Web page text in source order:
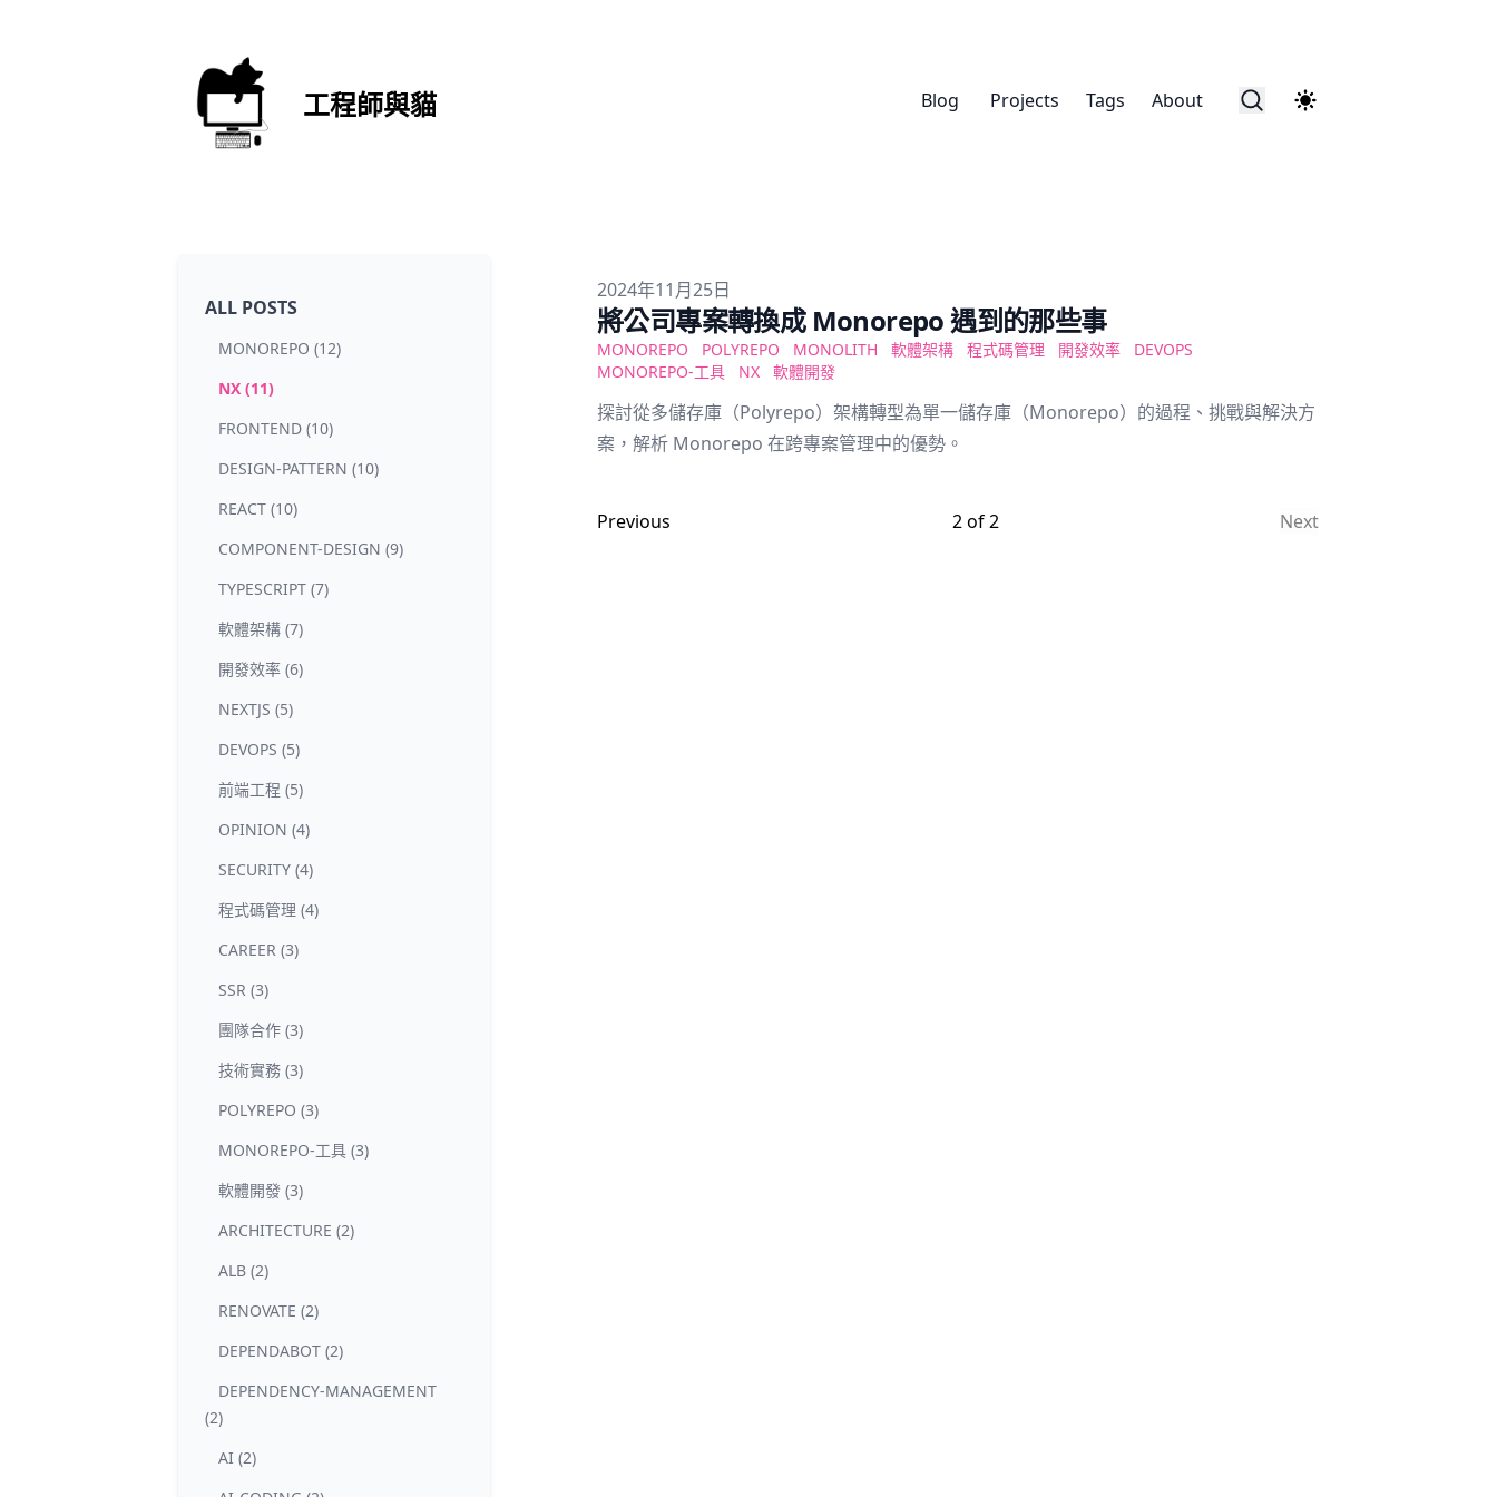
工程師與貓 Blog Projects Tags About
ALL POSTS
MONOREPO (12)
NX (11)
FRONTEND (10)
DESIGN-PATTERN (10)
REACT (10)
COMPONENT-DESIGN (9)
TYPESCRIPT (7)
軟體架構 (7)
開發效率 (6)
NEXTJS (5)
DEVOPS (5)
前端工程 (5)
OPINION (4)
SECURITY (4)
程式碼管理 (4)
CAREER (3)
SSR (3)
團隊合作 (3)
技術實務 (3)
POLYREPO (3)
MONOREPO-工具 (3)
軟體開發 (3)
ARCHITECTURE (2)
ALB (2)
RENOVATE (2)
DEPENDABOT (2)
DEPENDENCY-MANAGEMENT
(2)
AI (2)
Published on
2024年11月25日
將公司專案轉換成 Monorepo 遇到的那些事
MONOREPO POLYREPO MONOLITH 軟體架構 程式碼管理 開發效率
DEVOPS
MONOREPO-工具
NX 軟體開發
探討從多儲存庫（Polyrepo）架構轉型為單一儲存庫（Monorepo）的過程、挑戰與解決方
案，解析 Monorepo 在跨專案管理中的優勢。
Previous 2 of 2 Next